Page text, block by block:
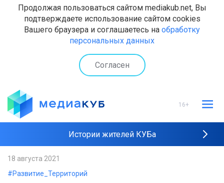
Продолжая пользоваться сайтом mediakub.net, Вы
подтверждаете использование сайтом cookies
Вашего браузера и соглашаетесь на обработку
персональных данных
Согласен
16+
Истории жителей КУБа
18 августа 2021
#Развитие_Территорий